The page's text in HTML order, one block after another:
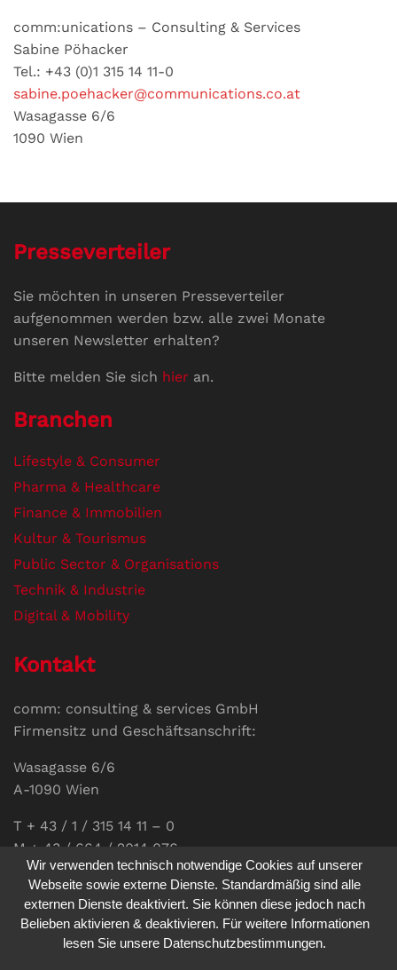
comm:unications – Consulting & Services
Sabine Pöhacker
Tel.: +43 (0)1 315 14 11-0
sabine.poehacker@communications.co.at
Wasagasse 6/6
1090 Wien
Presseverteiler
Sie möchten in unseren Presseverteiler
aufgenommen werden bzw. alle zwei Monate
unseren Newsletter erhalten?
Bitte melden Sie sich hier an.
Branchen
Lifestyle & Consumer
Pharma & Healthcare
Finance & Immobilien
Kultur & Tourismus
Public Sector & Organisations
Technik & Industrie
Digital & Mobility
Kontakt
comm: consulting & services GmbH
Firmensitz und Geschäftsanschrift:
Wasagasse 6/6
A-1090 Wien
T + 43 / 1 / 315 14 11 – 0
M + 43 / 664 / 2014 076
E-Mail:office@communications.co.at
Homepage:www.communications.co.at
UID: ATU 811 196 56
Wir verwenden technisch notwendige Cookies auf unserer
Webseite sowie externe Dienste. Standardmäßig sind alle
externen Dienste deaktiviert. Sie können diese jedoch nach
Belieben aktivieren & deaktivieren. Für weitere Informationen
lesen Sie unsere Datenschutzbestimmungen.